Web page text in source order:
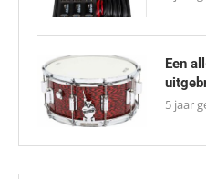
Een
5 jaar